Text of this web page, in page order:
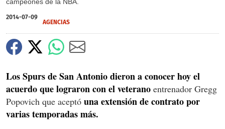
2014-07-09
AGENCIAS
Los Spurs de San Antonio dieron a conocer hoy el
acuerdo que lograron con el veterano entrenador Gregg
Popovich que aceptó una extensión de contrato por
varias temporadas más.